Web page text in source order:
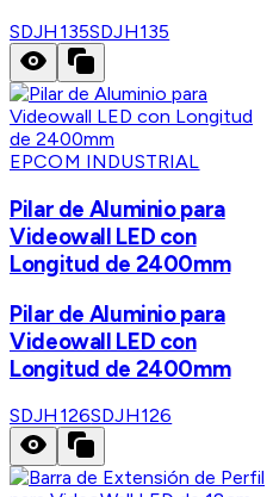
SDJH135SDJH135
EPCOM INDUSTRIAL
Pilar de Aluminio para
Videowall LED con
Longitud de 2400mm
Pilar de Aluminio para
Videowall LED con
Longitud de 2400mm
SDJH126SDJH126